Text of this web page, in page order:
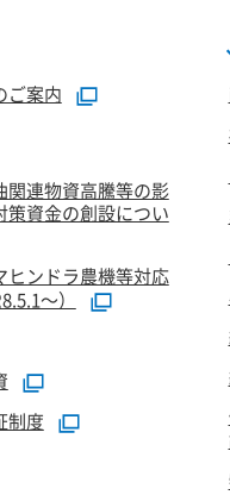
ご案内
関連物資高騰等の影
資金の創設につい
ヒンドラ農機等対応
～）
制度